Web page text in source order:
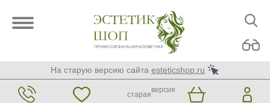
На старую версию сайта esteticshop.ru
старая
версия